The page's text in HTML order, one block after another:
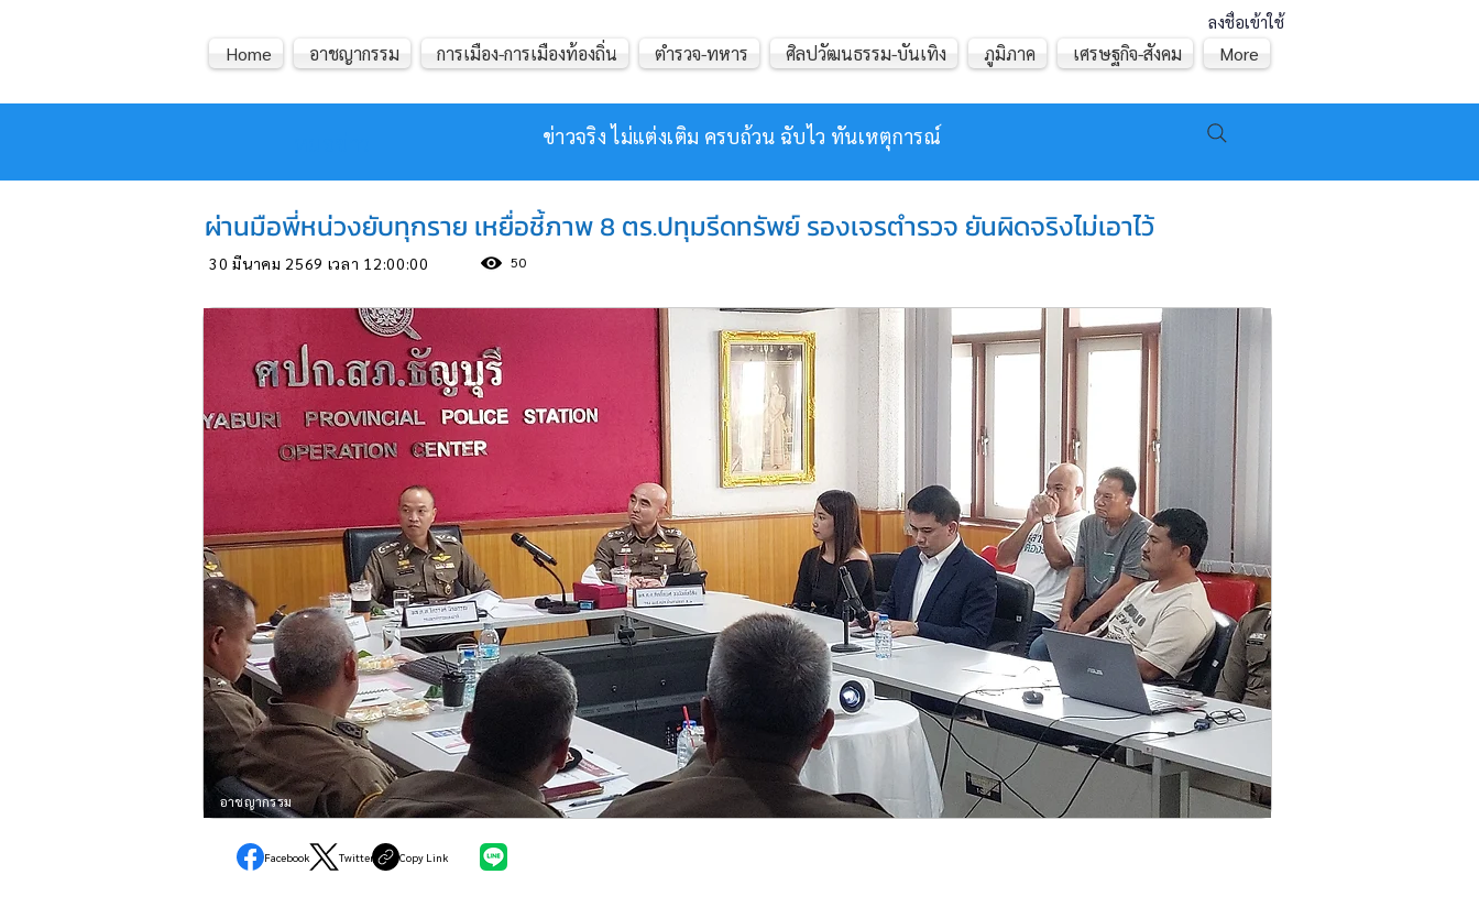
ลงชื่อเข้าใช้
ข่าวจริง ไม่แต่งเติม ครบถ้วน ฉับไว ทันเหตุการณ์
Home อาชญากรรม การเมือง-การเมืองท้องถิ่น ตำรวจ-ทหาร ศิลปวัฒนธรรม-บันเทิง ภูมิภาค เศรษฐกิจ-สังคม More
ผ่านมือพี่หน่วงยับทุกราย เหยื่อชี้ภาพ 8 ตร.ปทุมรีดทรัพย์ รองเจรตำรวจ ยันผิดจริงไม่เอาไว้
30 มีนาคม 2569 เวลา 12:00:00 50
อาชญากรรม
Facebook Twitter Copy Link